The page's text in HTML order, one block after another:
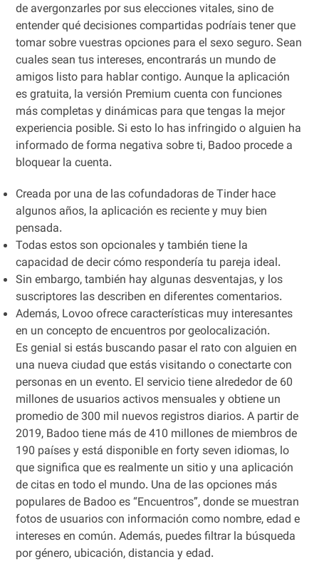
de avergonzarles por sus elecciones vitales, sino de
entender qué decisiones compartidas podríais tener que
tomar sobre vuestras opciones para el sexo seguro. Sean
cuales sean tus intereses, encontrarás un mundo de
amigos listo para hablar contigo. Aunque la aplicación
es gratuita, la versión Premium cuenta con funciones
más completas y dinámicas para que tengas la mejor
experiencia posible. Si esto lo has infringido o alguien ha
informado de forma negativa sobre ti, Badoo procede a
bloquear la cuenta.
Creada por una de las cofundadoras de Tinder hace
algunos años, la aplicación es reciente y muy bien
pensada.
Todas estos son opcionales y también tiene la
capacidad de decir cómo respondería tu pareja ideal.
Sin embargo, también hay algunas desventajas, y los
suscriptores las describen en diferentes comentarios.
Además, Lovoo ofrece características muy interesantes
en un concepto de encuentros por geolocalización.
Es genial si estás buscando pasar el rato con alguien en
una nueva ciudad que estás visitando o conectarte con
personas en un evento. El servicio tiene alrededor de 60
millones de usuarios activos mensuales y obtiene un
promedio de 300 mil nuevos registros diarios. A partir de
2019, Badoo tiene más de 410 millones de miembros de
190 países y está disponible en forty seven idiomas, lo
que significa que es realmente un sitio y una aplicación
de citas en todo el mundo. Una de las opciones más
populares de Badoo es “Encuentros”, donde se muestran
fotos de usuarios con información como nombre, edad e
intereses en común. Además, puedes filtrar la búsqueda
por género, ubicación, distancia y edad.